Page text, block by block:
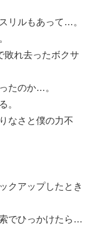
リルもあって…。
敗れ去ったボクサ
たのか…。
。
なさと僕の力不
クアップしたとき
でひっかけたら…